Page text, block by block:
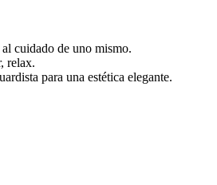
cuidado de uno mismo.
relax.
para una estética elegante.